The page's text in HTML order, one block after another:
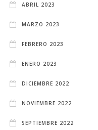
ABRIL 2023
MARZO 2023
FEBRERO 2023
ENERO 2023
DICIEMBRE 2022
NOVIEMBRE 2022
SEPTIEMBRE 2022